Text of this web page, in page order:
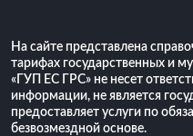
На сайте представлена
тарифах государственных и
«ГУП ЕС ГРС» не несет
информации, не является
предоставляет услуги по
безвозмездной основе.